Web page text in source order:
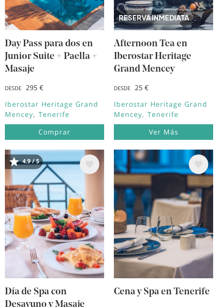
Day Pass para dos en
Junior Suite + Paella +
Masaje
DESDE
295 €
Iberostar Heritage Grand
Mencey
Tenerife
Comprar
RESERVA INMEDIATA
Afternoon Tea en
Iberostar Heritage
Grand Mencey
DESDE
25 €
Iberostar Heritage Grand
Mencey
Tenerife
Ver Más
Image
4.9 / 5
Día de Spa con
Desayuno y Masaje
Image
Cena y Spa en Tenerife